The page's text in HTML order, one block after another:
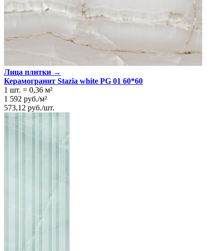
Лица плитки →
Керамогранит Stazia white PG 01 60*60
1 шт. = 0,36 м²
1 592 руб./м²
573,12 руб./шт.